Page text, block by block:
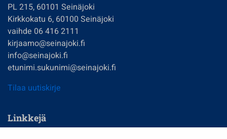
PL 215, 60101 Seinäjoki
Kirkkokatu 6, 60100 Seinäjoki
vaihde 06 416 2111
kirjaamo@seinajoki.fi
info@seinajoki.fi
etunimi.sukunimi@seinajoki.fi
Tilaa uutiskirje
Linkkejä